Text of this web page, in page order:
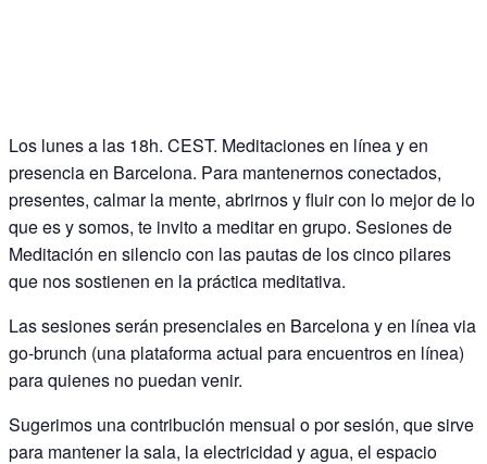
Los lunes a las 18h. CEST. Meditaciones en línea y en
presencia en Barcelona. Para mantenernos conectados,
presentes, calmar la mente, abrirnos y fluir con lo mejor de lo
que es y somos, te invito a meditar en grupo. Sesiones de
Meditación en silencio con las pautas de los cinco pilares
que nos sostienen en la práctica meditativa.
Las sesiones serán presenciales en Barcelona y en línea via
go-brunch (una plataforma actual para encuentros en línea)
para quienes no puedan venir.
Sugerimos una contribución mensual o por sesión, que sirve
para mantener la sala, la electricidad y agua, el espacio